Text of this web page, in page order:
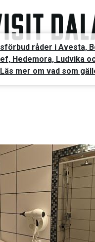
råder i Avesta,
Hedemora, Ludvika
Läs mer om vad som